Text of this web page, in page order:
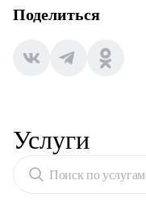
Поделиться
Услуги
Поиск по услугам